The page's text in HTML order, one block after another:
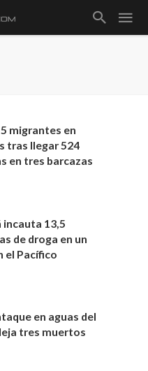
migrantes en
tras llegar 524
en tres barcazas
incauta 13,5
de droga en un
el Pacífico
en aguas del
tres muertos